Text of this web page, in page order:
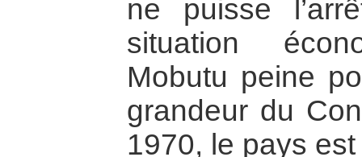
ne puisse
situation
Mobutu peine
grandeur du
1970, le pays